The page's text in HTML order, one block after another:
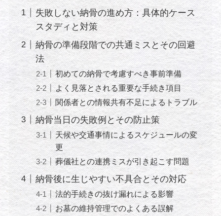
失敗しない納骨の進め方：具体的ケース
スタディと対策
納骨の準備段階での共通ミスとその回避
法
初めての納骨で考慮すべき事前準備
よく見落とされる重要な手続き項目
関係者との情報共有不足によるトラブル
納骨当日の失敗例とその防止策
天候や交通事情によるスケジュールの変
更
葬儀社との連携ミスが引き起こす問題
納骨後に生じやすい不具合とその対応
法的手続きの抜け漏れによる影響
お墓の維持管理でのよくある誤解